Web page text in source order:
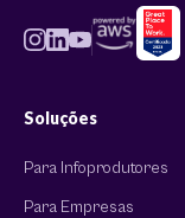
Soluções
Para Infoprodutores
Para Empresas